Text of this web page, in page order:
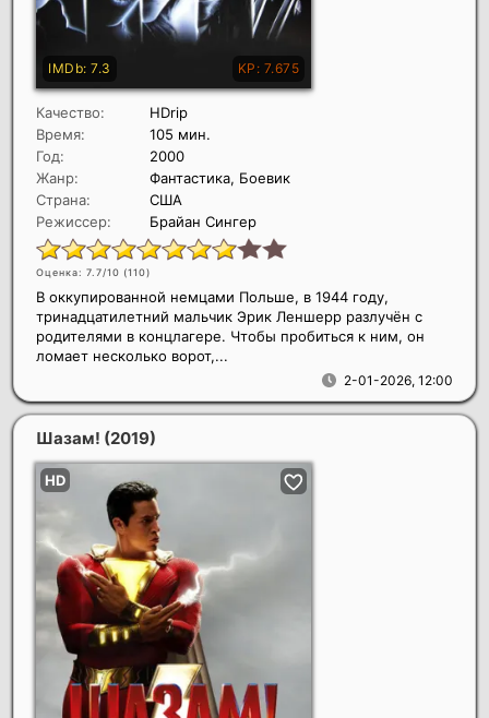
Качество:
HDrip
Время:
105 мин.
Год:
2000
Жанр:
Фантастика, Боевик
Страна:
США
Режиссер:
Брайан Сингер
Оценка: 7.7/10 (110)
2-01-2026, 12:00
В оккупированной немцами Польше, в 1944 году,
тринадцатилетний мальчик Эрик Леншерр разлучён с
родителями в концлагере. Чтобы пробиться к ним, он
ломает несколько ворот,...
Шазам! (2019)